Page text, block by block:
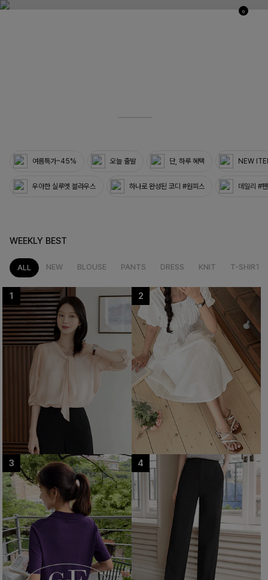
0
여름특가~45% 오늘 출발 단, 하루 혜택 NEW
우아한 실루엣 블라우스 하나로 완성된 코디 #원피스 데일리 #
WEEKLY BEST
ALL NEW BLOUSE PANTS DRESS KNIT T-SHIRT